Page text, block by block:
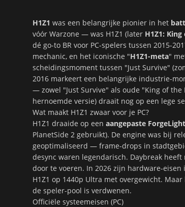
H1Z1 was een belangrijke pionier in het
vóór Warzone — was H1Z1 (later H1Z1:
dé go-to BR voor PC-spelers tussen 2015-
mechanic, en het iconische "H1Z1-meta"
scheidingsmoment tussen "Just Survive"
2016 markeert een belangrijke industrie-
— zowel "Just Survive" als oude "King of
hernoemde versie) draait nog op een lege
Wat maakt H1Z1 zwaar voor je PC?
H1Z1 draaide op een aangepaste
PlanetSide 2 gebruikt). De engine was bij
geoptimaliseerd — frame-drops in
desync waren legendarisch. Daybreak
door te voeren. In 2026 zijn hardware-
H1Z1 op 1440p Ultra met overgewicht.
de speler-pool is verdwenen.
Officiële systeemeisen (PC)